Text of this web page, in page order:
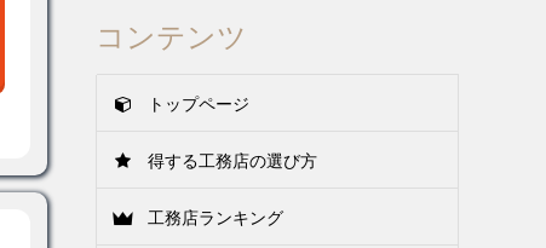
コンテンツ
トップページ
得する工務店の選び方
工務店ランキング